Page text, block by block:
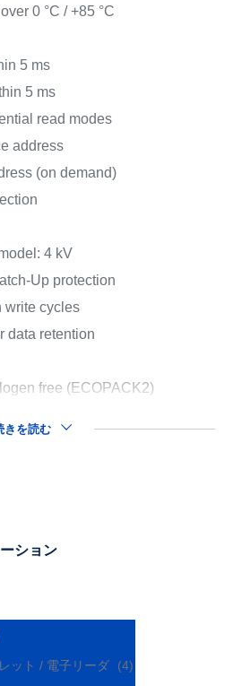
0 °C / +85 °C
5 ms
5 ms
read modes
address
(on demand)
4 kV
Up protection
write cycles
data retention
free (ECOPACK2)
きを読む
ション
ット / 電子リーダ (4)